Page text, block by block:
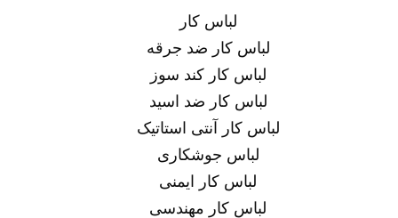
لباس کار
لباس کار ضد جرقه
لباس کار کند سوز
لباس کار ضد اسید
لباس کار آنتی استاتیک
لباس جوشکاری
لباس کار ایمنی
لباس کار مهندسی